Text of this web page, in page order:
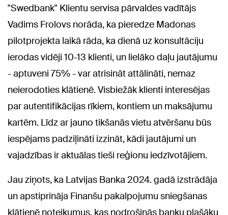
"Swedbank" Klientu servisa pārvaldes vadītājs
Vadims Frolovs norāda, ka pieredze Madonas
pilotprojekta laikā rāda, ka dienā uz konsultāciju
ierodas vidēji 10-13 klienti, un lielāko daļu jautājumu
- aptuveni 75% - var atrisināt attālināti, nemaz
neierodoties klātienē. Visbiežāk klienti interesējas
par autentifikācijas rīkiem, kontiem un maksājumu
kartēm. Līdz ar jauno tikšanās vietu atvēršanu būs
iespējams padziļināti izzināt, kādi jautājumi un
vajadzības ir aktuālas tieši reģionu iedzīvotājiem.
Jau ziņots, ka Latvijas Banka 2024. gadā izstrādāja
un apstiprināja Finanšu pakalpojumu sniegšanas
klātienē noteikumus, kas nodrošinās banku plašāku